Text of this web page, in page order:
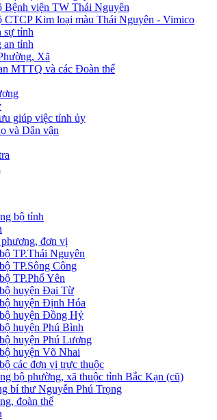
Bệnh viện TW Thái Nguyên
CTCP Kim loại màu Thái Nguyên - Vimico
sự tỉnh
an tỉnh
Xã
MTTQ và các Đoàn thể
giúp việc tỉnh ủy
và Dân vận
bộ tỉnh
đơn vị
TP.Thái Nguyên
TP.Sông Công
TP.Phổ Yên
huyện Đại Từ
huyện Định Hóa
huyện Đồng Hỷ
huyện Phú Bình
huyện Phú Lương
huyện Võ Nhai
các đơn vị trực thuộc
bộ phường, xã thuộc tỉnh Bắc Kạn (cũ)
bí thư Nguyễn Phú Trọng
đoàn thể